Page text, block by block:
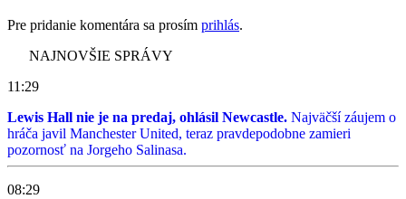
Pre pridanie komentára sa prosím prihlás.
NAJNOVŠIE SPRÁVY
11:29
Lewis Hall nie je na predaj, ohlásil Newcastle. Najväčší záujem o
hráča javil Manchester United, teraz pravdepodobne zamieri
pozornosť na Jorgeho Salinasa.
08:29